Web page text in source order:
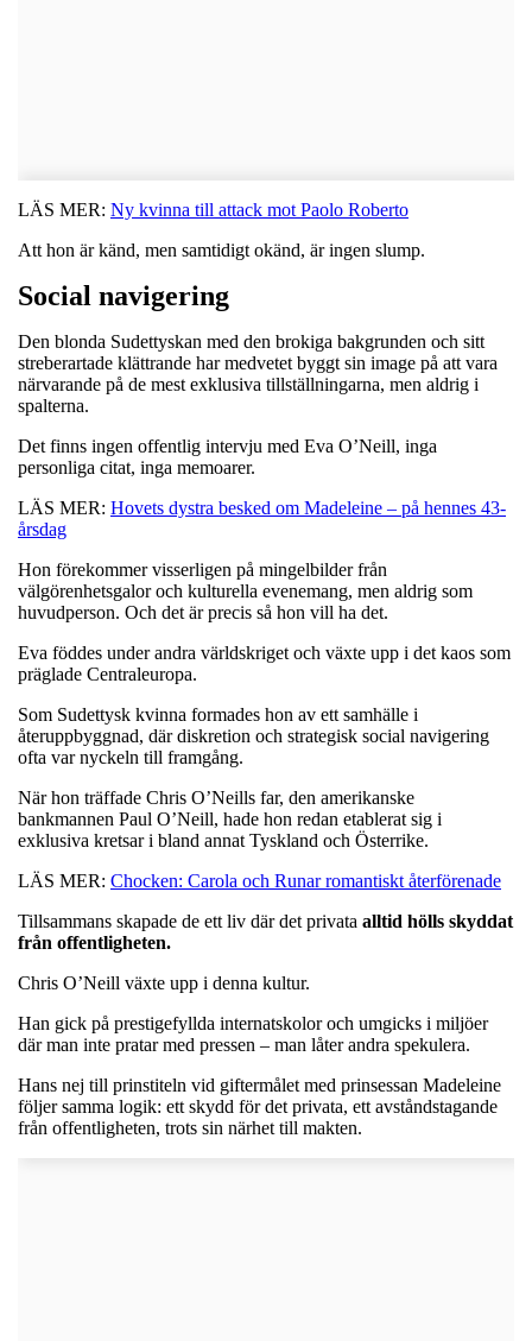
LÄS MER: Ny kvinna till attack mot Paolo Roberto
Att hon är känd, men samtidigt okänd, är ingen slump.
Social navigering
Den blonda Sudettyskan med den brokiga bakgrunden och sitt
streberartade klättrande har medvetet byggt sin image på att vara
närvarande på de mest exklusiva tillställningarna, men aldrig i
spalterna.
Det finns ingen offentlig intervju med Eva O’Neill, inga
personliga citat, inga memoarer.
LÄS MER: Hovets dystra besked om Madeleine – på hennes 43-
årsdag
Hon förekommer visserligen på mingelbilder från
välgörenhetsgalor och kulturella evenemang, men aldrig som
huvudperson. Och det är precis så hon vill ha det.
Eva föddes under andra världskriget och växte upp i det kaos som
präglade Centraleuropa.
Som Sudettysk kvinna formades hon av ett samhälle i
återuppbyggnad, där diskretion och strategisk social navigering
ofta var nyckeln till framgång.
När hon träffade Chris O’Neills far, den amerikanske
bankmannen Paul O’Neill, hade hon redan etablerat sig i
exklusiva kretsar i bland annat Tyskland och Österrike.
LÄS MER: Chocken: Carola och Runar romantiskt återförenade
Tillsammans skapade de ett liv där det privata alltid hölls skyddat
från offentligheten.
Chris O’Neill växte upp i denna kultur.
Han gick på prestigefyllda internatskolor och umgicks i miljöer
där man inte pratar med pressen – man låter andra spekulera.
Hans nej till prinstiteln vid giftermålet med prinsessan Madeleine
följer samma logik: ett skydd för det privata, ett avståndstagande
från offentligheten, trots sin närhet till makten.